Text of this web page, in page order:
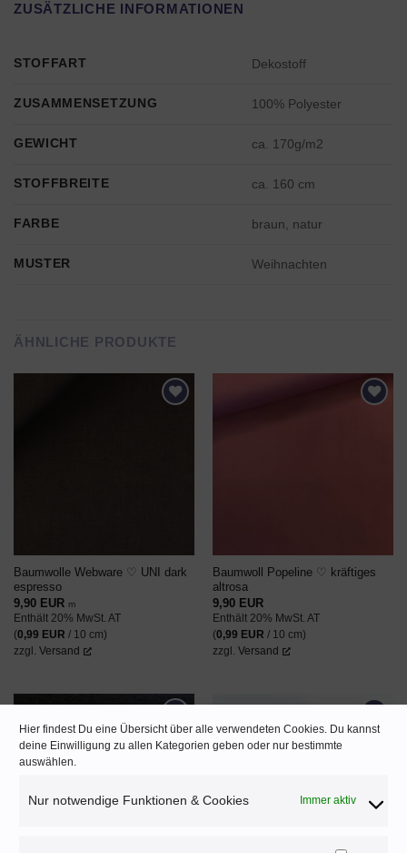
Hier findest Du eine Übersicht über alle verwendeten Cookies. Du kannst
deine Einwilligung zu allen Kategorien geben oder nur bestimmte
auswählen.
Nur notwendige Funktionen & Cookies Immer aktiv
ZUSÄTZLICHE INFORMATIONEN
STOFFART Dekostoff
ZUSAMMENSETZUNG 100% Polyester
GEWICHT ca. 170g/m2
STOFFBREITE ca. 160 cm
FARBE braun, natur
MUSTER Weihnachten
ÄHNLICHE PRODUKTE
Baumwolle Webware ♡ UNI dark
espresso
9,90 EUR m
Enthält 20% MwSt. AT
(0,99 EUR / 10 cm)
zzgl. Versand
Baumwoll Popeline ♡ kräftiges
altrosa
9,90 EUR
Enthält 20% MwSt. AT
(0,99 EUR / 10 cm)
zzgl. Versand
AUF DEN
AUF DEN